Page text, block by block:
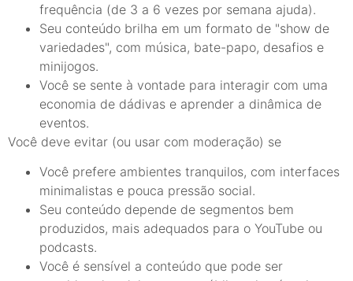
frequência (de 3 a 6 vezes por semana ajuda).
Seu conteúdo brilha em um formato de "show de
variedades", com música, bate-papo, desafios e
minijogos.
Você se sente à vontade para interagir com uma
economia de dádivas e aprender a dinâmica de
eventos.
Você deve evitar (ou usar com moderação) se
Você prefere ambientes tranquilos, com interfaces
minimalistas e pouca pressão social.
Seu conteúdo depende de segmentos bem
produzidos, mais adequados para o YouTube ou
podcasts.
Você é sensível a conteúdo que pode ser